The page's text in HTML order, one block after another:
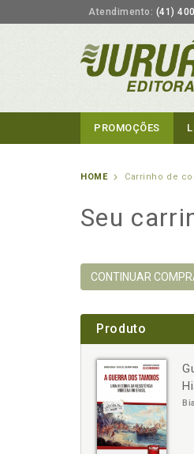
Atendimento: (41)
PROMOÇÕES
HOME Carrinho de
Seu
CONTINUAR
Produto